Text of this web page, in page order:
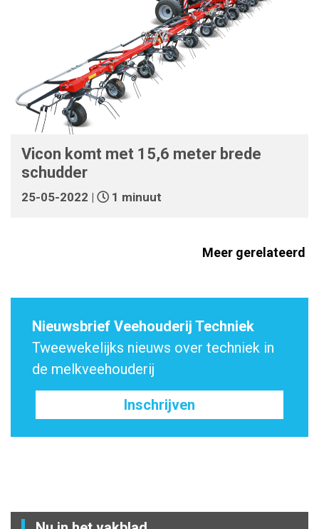
Vicon komt met 15,6 meter brede
schudder
25-05-2022 | 1 minuut
Meer gerelateerd
Nieuwsbrief Veehouderij Techniek
Tweewekelijks nieuws over techniek in
de melkveehouderij
Inschrijven